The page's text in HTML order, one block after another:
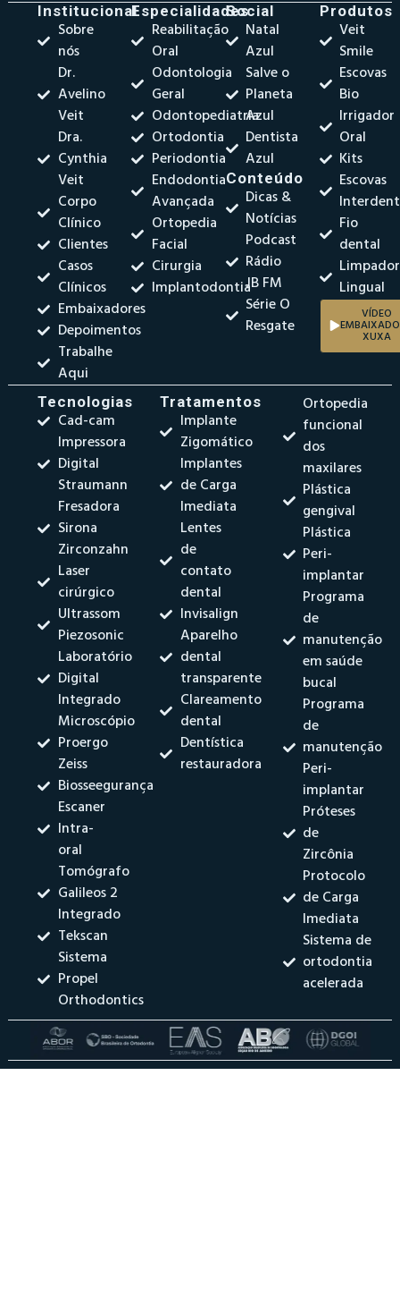
Institucional
Sobre
nós
Dr.
Avelino
Veit
Dra.
Cynthia
Veit
Corpo
Clínico
Clientes
Casos
Clínicos
Embaixadores
Depoimentos
Trabalhe
Aqui
Especialidades
Reabilitação
Oral
Odontologia
Geral
Odontopediatria
Ortodontia
Periodontia
Endodontia
Avançada
Ortopedia
Facial
Cirurgia
Implantodontia
Social
Natal
Azul
Salve o
Planeta
Azul
Dentista
Azul
Conteúdo
Dicas &
Notícias
Podcast
Rádio
JB FM
Série O
Resgate
Produtos
Veit
Smile
Escovas
Bio
Irrigador
Oral
Kits
Escovas
Fio
dental
Limpador
Lingual
VÍDEO
XUXA
Tecnologias
Cad-cam
Impressora
Digital
Straumann
Fresadora
Sirona
Zirconzahn
Laser
cirúrgico
Ultrassom
Piezosonic
Laboratório
Digital
Integrado
Microscópio
Proergo
Zeiss
Biosseegurança
Escaner
Intra-
oral
Tomógrafo
Galileos 2
Integrado
Tekscan
Sistema
Propel
Orthodontics
Tratamentos
Implante
Zigomático
Implantes
de Carga
Imediata
Lentes
de
contato
dental
Invisalign
Aparelho
dental
transparente
Clareamento
dental
Dentística
restauradora
Ortopedia
funcional
dos
maxilares
Plástica
gengival
Plástica
Peri-
implantar
Programa
de
manutenção
em saúde
bucal
Programa
de
manutenção
Peri-
implantar
Próteses
de
Zircônia
Protocolo
de Carga
Imediata
Sistema de
ortodontia
acelerada